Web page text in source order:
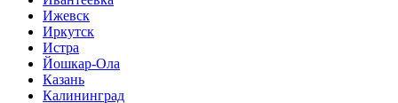
Ижевск
Иркутск
Истра
Йошкар-Ола
Казань
Калининград